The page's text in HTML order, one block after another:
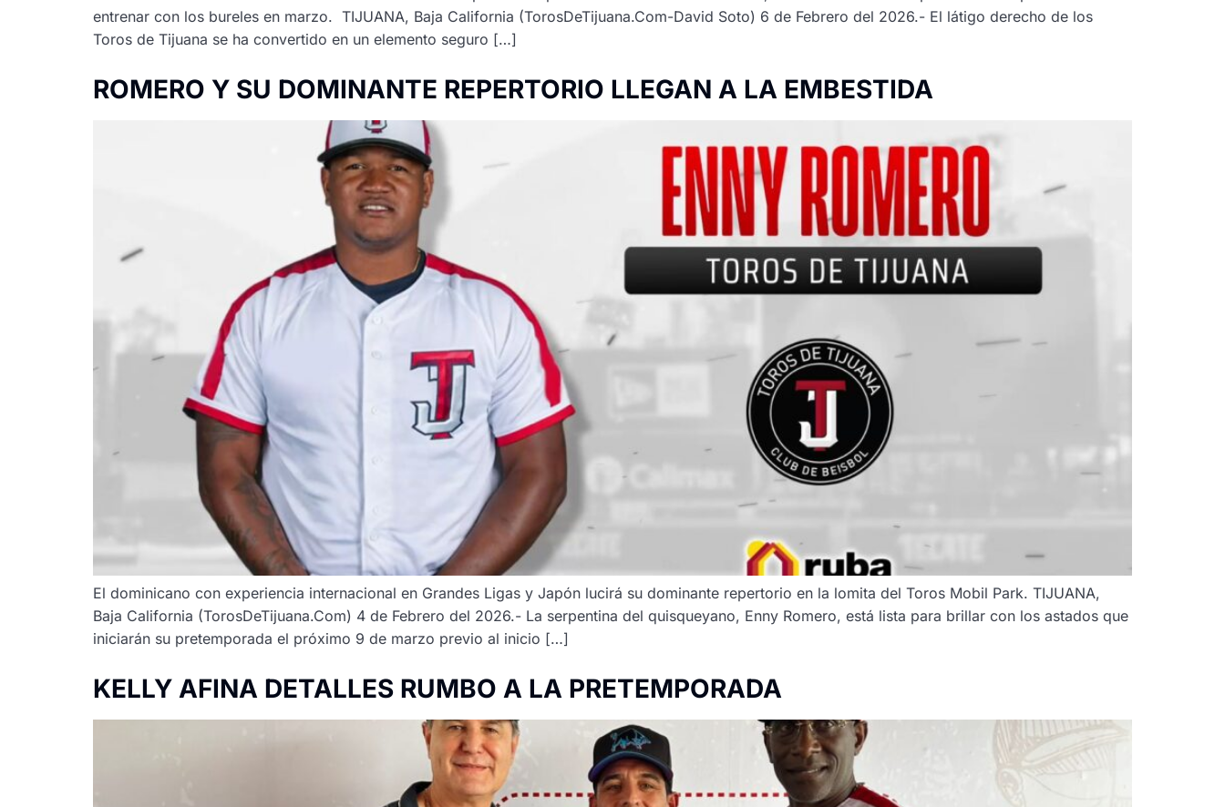
entrenar con los bureles en marzo. TIJUANA, Baja California (TorosDeTijuana.Com-David Soto) 6 de Febrero del 2026.- El látigo derecho de los
Toros de Tijuana se ha convertido en un elemento seguro […]
ROMERO Y SU DOMINANTE REPERTORIO LLEGAN A LA EMBESTIDA
El dominicano con experiencia internacional en Grandes Ligas y Japón lucirá su dominante repertorio en la lomita del Toros Mobil Park. TIJUANA,
Baja California (TorosDeTijuana.Com) 4 de Febrero del 2026.- La serpentina del quisqueyano, Enny Romero, está lista para brillar con los astados que
iniciarán su pretemporada el próximo 9 de marzo previo al inicio […]
KELLY AFINA DETALLES RUMBO A LA PRETEMPORADA